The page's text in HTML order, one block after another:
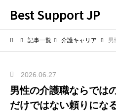
Best Support JP
記事一覧 介護キャリア 男性
2026.06.27
男性の介護職ならでは
だけではない頼りにな